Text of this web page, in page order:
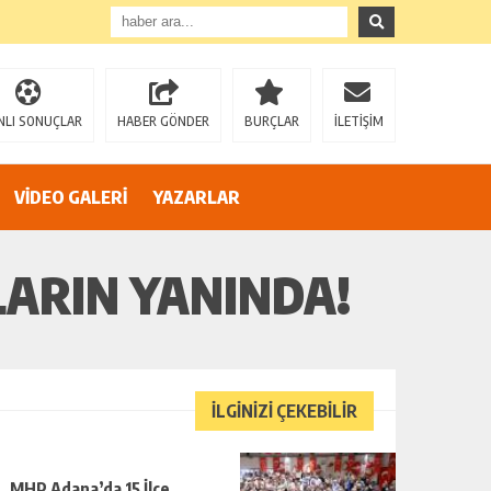
SONUÇLAR HABER GÖNDER BURÇLAR İLETİŞİM
VİDEO GALERİ YAZARLAR
YANINDA!
İLGİNİZİ ÇEKEBİLİR